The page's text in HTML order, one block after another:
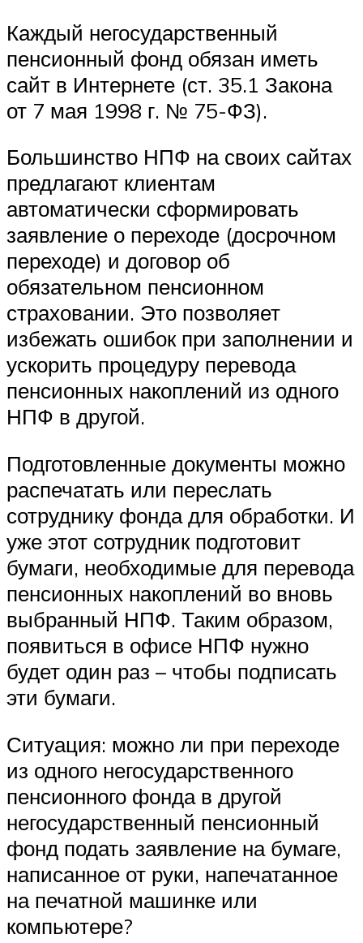
Каждый негосударственный
пенсионный фонд обязан иметь
сайт в Интернете (ст. 35.1 Закона
от 7 мая 1998 г. № 75-ФЗ).
Большинство НПФ на своих сайтах
предлагают клиентам
автоматически сформировать
заявление о переходе (досрочном
переходе) и договор об
обязательном пенсионном
страховании. Это позволяет
избежать ошибок при заполнении и
ускорить процедуру перевода
пенсионных накоплений из одного
НПФ в другой.
Подготовленные документы можно
распечатать или переслать
сотруднику фонда для обработки. И
уже этот сотрудник подготовит
бумаги, необходимые для перевода
пенсионных накоплений во вновь
выбранный НПФ. Таким образом,
появиться в офисе НПФ нужно
будет один раз – чтобы подписать
эти бумаги.
Ситуация: можно ли при переходе
из одного негосударственного
пенсионного фонда в другой
негосударственный пенсионный
фонд подать заявление на бумаге,
написанное от руки, напечатанное
на печатной машинке или
компьютере?